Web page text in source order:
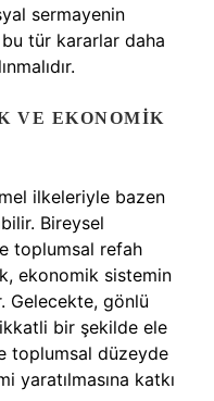
sermayenin
tür kararlar daha
VE EKONOMIK
ilkeleriyle bazen
Bireysel
toplumsal refah
ekonomik sistemin
Gelecekte, gönlü
bir şekilde ele
toplumsal düzeyde
yaratılmasına katkı